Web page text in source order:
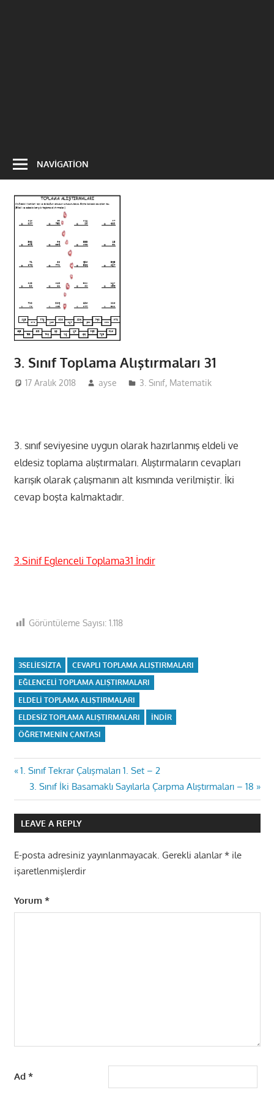
NAVIGATION
3. Sınıf Toplama Alıştırmaları 31
17 Aralık 2018 ayse 3. Sınıf, Matematik
3. sınıf seviyesine uygun olarak hazırlanmış eldeli ve
eldesiz toplama alıştırmaları. Alıştırmaların cevapları
karışık olarak çalışmanın alt kısmında verilmiştir. İki
cevap boşta kalmaktadır.
3.Sinif Eglenceli Toplama31 İndir
Görüntüleme Sayısı: 1.118
3SELIESIZTA
CEVAPLI TOPLAMA ALIŞTIRMALARI
EĞLENCELI TOPLAMA ALIŞTIRMALARI
ELDELI TOPLAMA ALIŞTIRMALARI
ELDESIZ TOPLAMA ALIŞTIRMALARI
INDIR
ÖĞRETMENIN ÇANTASI
Yazı
gezinmesi
Previous
Post:
1. Sınıf Tekrar Çalışmaları 1. Set – 2
Next
Post:
3. Sınıf İki Basamaklı Sayılarla Çarpma Alıştırmaları – 18
LEAVE A REPLY
E-posta adresiniz yayınlanmayacak. Gerekli alanlar*ile
işaretlenmişlerdir
Yorum *
Ad *